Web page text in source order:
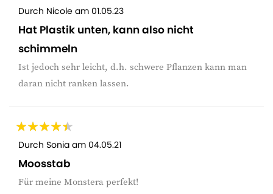
Durch Nicole am 01.05.23
Hat Plastik unten, kann also nicht
schimmeln
Ist jedoch sehr leicht, d.h. schwere Pflanzen kann man
daran nicht ranken lassen.
Durch Sonia am 04.05.21
Moosstab
Für meine Monstera perfekt!